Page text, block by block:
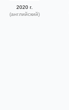
2020 г.
(английский)